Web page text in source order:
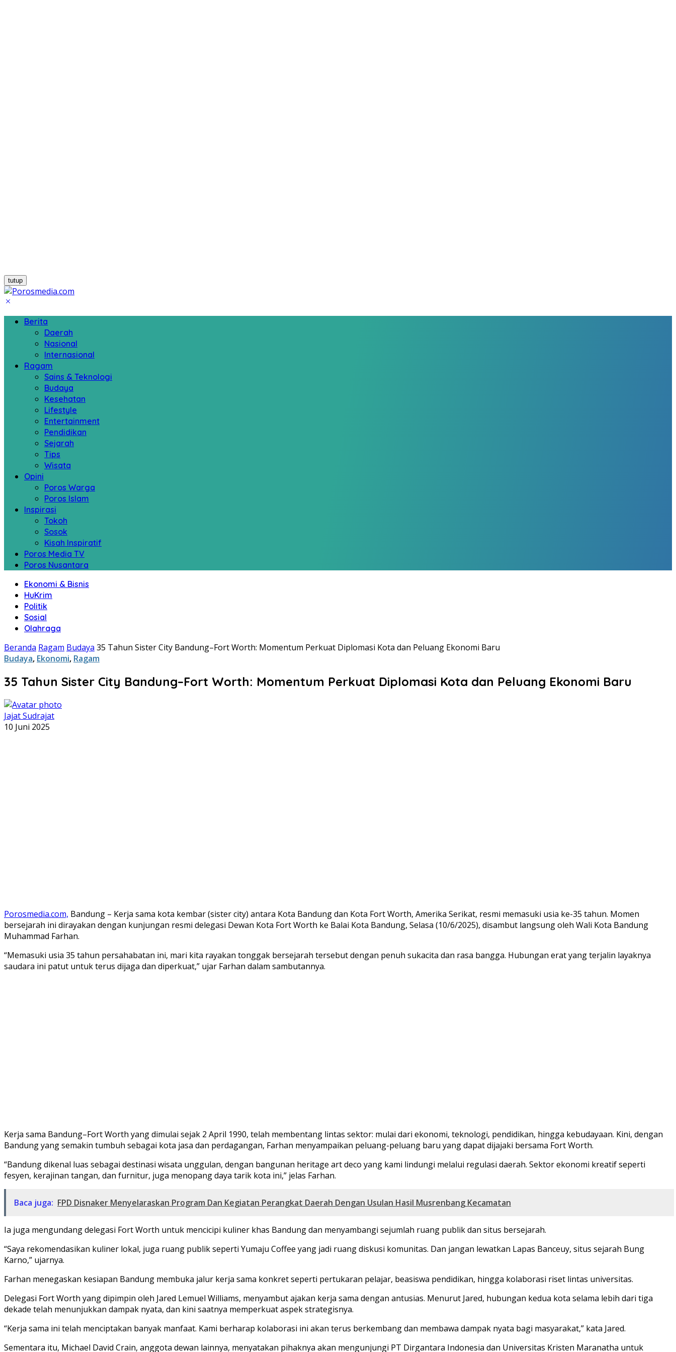
tutup
Berita
Daerah
Nasional
Internasional
Ragam
Sains & Teknologi
Budaya
Kesehatan
Lifestyle
Entertainment
Pendidikan
Sejarah
Tips
Wisata
Opini
Poros Warga
Poros Islam
Inspirasi
Tokoh
Sosok
Kisah Inspiratif
Poros Media TV
Poros Nusantara
Ekonomi & Bisnis
HuKrim
Politik
Sosial
Olahraga
Beranda Ragam Budaya 35 Tahun Sister City Bandung–Fort Worth: Momentum Perkuat Diplomasi Kota dan Peluang Ekonomi Baru
Budaya, Ekonomi, Ragam
35 Tahun Sister City Bandung–Fort Worth: Momentum Perkuat Diplomasi Kota dan Peluang Ekonomi Baru
Jajat Sudrajat
10 Juni 2025
Porosmedia.com, Bandung – Kerja sama kota kembar (sister city) antara Kota Bandung dan Kota Fort Worth, Amerika Serikat, resmi memasuki usia ke-35 tahun. Momen
bersejarah ini dirayakan dengan kunjungan resmi delegasi Dewan Kota Fort Worth ke Balai Kota Bandung, Selasa (10/6/2025), disambut langsung oleh Wali Kota Bandung
Muhammad Farhan.
“Memasuki usia 35 tahun persahabatan ini, mari kita rayakan tonggak bersejarah tersebut dengan penuh sukacita dan rasa bangga. Hubungan erat yang terjalin layaknya
saudara ini patut untuk terus dijaga dan diperkuat,” ujar Farhan dalam sambutannya.
Kerja sama Bandung–Fort Worth yang dimulai sejak 2 April 1990, telah membentang lintas sektor: mulai dari ekonomi, teknologi, pendidikan, hingga kebudayaan. Kini, dengan
Bandung yang semakin tumbuh sebagai kota jasa dan perdagangan, Farhan menyampaikan peluang-peluang baru yang dapat dijajaki bersama Fort Worth.
“Bandung dikenal luas sebagai destinasi wisata unggulan, dengan bangunan heritage art deco yang kami lindungi melalui regulasi daerah. Sektor ekonomi kreatif seperti
fesyen, kerajinan tangan, dan furnitur, juga menopang daya tarik kota ini,” jelas Farhan.
Baca juga: FPD Disnaker Menyelaraskan Program Dan Kegiatan Perangkat Daerah Dengan Usulan Hasil Musrenbang Kecamatan
Ia juga mengundang delegasi Fort Worth untuk mencicipi kuliner khas Bandung dan menyambangi sejumlah ruang publik dan situs bersejarah.
“Saya rekomendasikan kuliner lokal, juga ruang publik seperti Yumaju Coffee yang jadi ruang diskusi komunitas. Dan jangan lewatkan Lapas Banceuy, situs sejarah Bung
Karno,” ujarnya.
Farhan menegaskan kesiapan Bandung membuka jalur kerja sama konkret seperti pertukaran pelajar, beasiswa pendidikan, hingga kolaborasi riset lintas universitas.
Delegasi Fort Worth yang dipimpin oleh Jared Lemuel Williams, menyambut ajakan kerja sama dengan antusias. Menurut Jared, hubungan kedua kota selama lebih dari tiga
dekade telah menunjukkan dampak nyata, dan kini saatnya memperkuat aspek strategisnya.
“Kerja sama ini telah menciptakan banyak manfaat. Kami berharap kolaborasi ini akan terus berkembang dan membawa dampak nyata bagi masyarakat,” kata Jared.
Sementara itu, Michael David Crain, anggota dewan lainnya, menyatakan pihaknya akan mengunjungi PT Dirgantara Indonesia dan Universitas Kristen Maranatha untuk